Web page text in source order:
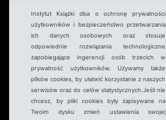
Instytut Książki dba o ochronę prywatności
użytkowników i bezpieczeństwo przetwarzania
ich danych osobowych oraz stosuje
odpowiednie rozwiązania technologiczne
zapobiegające ingerencji osób trzecich w
prywatność użytkowników. Używamy także
plików cookies, by ułatwić korzystanie z naszych
serwisów oraz do celów statystycznych.Jeśli nie
chcesz, by pliki cookies były zapisywane na
Twoim dysku zmień ustawienia swojej